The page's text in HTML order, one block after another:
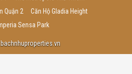
Quận 2
Căn Hộ Gladia Height
Sensa Park